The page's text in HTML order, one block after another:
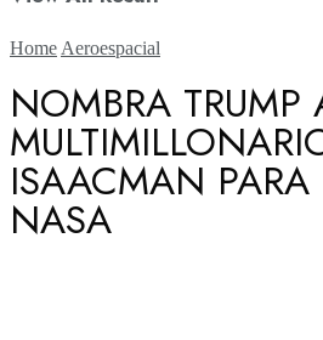
Aerolíneas
Aeronáutica
Home Aeroespacial
NOMBRA TRUMP
ISAACMAN
NASA